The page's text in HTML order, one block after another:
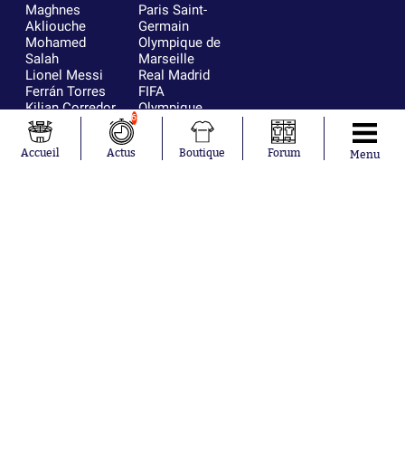
Maghnes
Akliouche
Mohamed
Salah
Lionel Messi
Ferrán Torres
Kilian Corredor
Franco
Mastantuono
Orel Mangala
Paris Saint-
Germain
Olympique de
Marseille
Real Madrid
FIFA
Olympique
AS Monaco
FC Barcelone
Accueil
6
Actus Boutique Forum Menu